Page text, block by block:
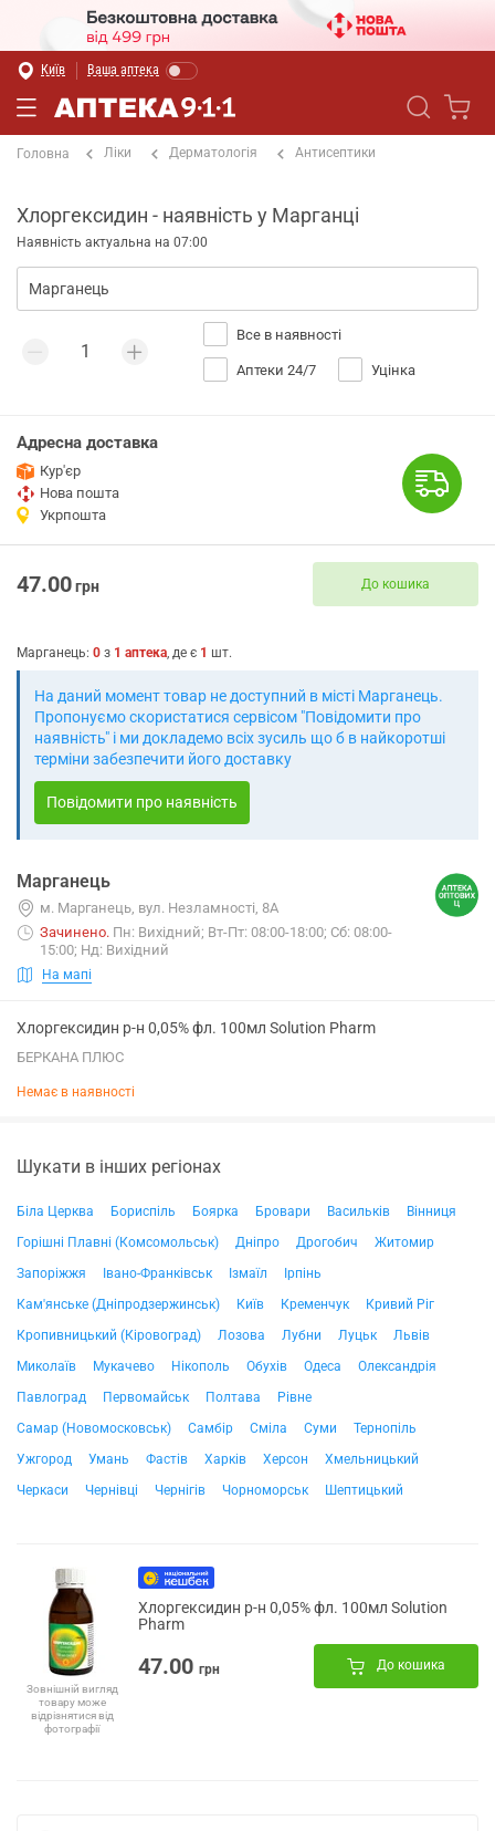
Київ Ваша аптека
Головна Ліки Дерматологія Антисептики
Хлоргексидин - наявність у Марганці
Наявність актуальна на 07:00
Все в наявності
Аптеки 24/7 Уцінка
Адресна доставка
Кур'єр
Нова пошта
Укрпошта
47.00грн До кошика
Марганець: 0 з 1 аптека, де є 1 шт.
На даний момент товар не доступний в місті Марганець.
Пропонуємо скористатися сервісом "Повідомити про
наявність" і ми докладемо всіх зусиль що б в найкоротші
терміни забезпечити його доставку
Повідомити про наявність
Марганець
м. Марганець, вул. Незламності, 8А
Зачинено. Пн: Вихідний; Вт-Пт: 08:00-18:00; Сб: 08:00-
15:00; Нд: Вихідний
На мапі
Хлоргексидин р-н 0,05% фл. 100мл Solution Pharm
БЕРКАНА ПЛЮС
Немає в наявності
Шукати в інших регіонах
Біла Церква Бориспіль Боярка Бровари Васильків
Вінниця
Горішні Плавні (Комсомольськ)
Дніпро Дрогобич
Житомир
Запоріжжя
Івано-Франківськ Ізмаїл
Ірпінь
Кам'янське (Дніпродзержинськ)
Київ Кременчук
Кривий Ріг
Кропивницький (Кіровоград)
Лозова Лубни Луцьк
Львів
Миколаїв
Мукачево Нікополь Обухів Одеса
Олександрія
Павлоград
Первомайськ Полтава
Рівне
Самар (Новомосковськ)
Самбір Сміла Суми
Тернопіль
Ужгород
Умань Фастів Харків Херсон
Хмельницький
Черкаси
Чернівці Чернігів Чорноморськ Шептицький
Зовнішній вигляд
товару може
відрізнятися від
фотографії
Хлоргексидин р-н 0,05% фл. 100мл Solution
Pharm
47.00 грн До кошика